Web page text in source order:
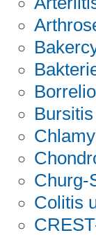
Bursitis
Churg-
Colitis